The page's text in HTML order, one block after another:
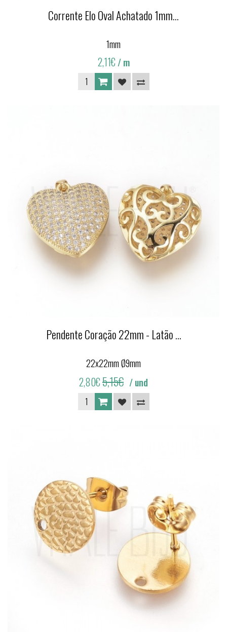
Corrente Elo Oval Achatado 1mm...
1mm
2,11€/ m
Pendente Coração 22mm - Latão ...
22x22mm Ø9mm
2,80€5,15€ / und